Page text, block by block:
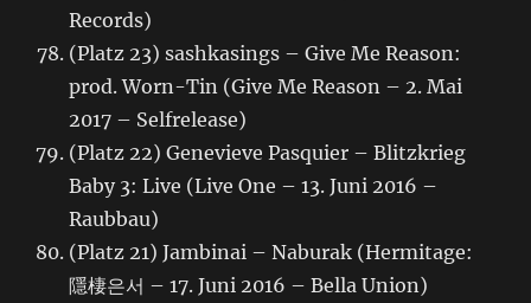
Records)
(Platz 23) sashkasings – Give Me Reason:
prod. Worn-Tin (Give Me Reason – 2. Mai
2017 – Selfrelease)
(Platz 22) Genevieve Pasquier – Blitzkrieg
Baby 3: Live (Live One – 13. Juni 2016 –
Raubbau)
(Platz 21) Jambinai – Naburak (Hermitage:
隱棲은서 – 17. Juni 2016 – Bella Union)